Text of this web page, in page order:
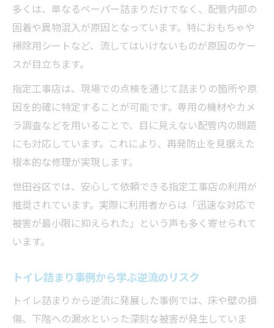
多くは、単なるペーパー詰まりだけでなく、配管内部の
固着や異物混入が原因となっています。特におもちゃや
掃除用シートなど、流してはいけないものが原因のケー
スが目立ちます。
指定工事店は、現場での点検を通じて詰まりの箇所や原
因を的確に特定することが可能です。専用の機材やカメ
ラ調査などを用いることで、目に見えない配管内の問題
にも対応しています。これにより、再発防止を見据えた
根本的な修理が実現します。
世田谷区では、安心して依頼できる指定工事店の利用が
推奨されています。実際に利用者からは「迅速な対応で
被害が最小限に抑えられた」という声も多く寄せられて
います。
トイレ詰まり事例から学ぶ逆流のリスク
トイレ詰まりから逆流に発展した事例では、床や壁の損
傷、下階への漏水といった深刻な被害が発生していま